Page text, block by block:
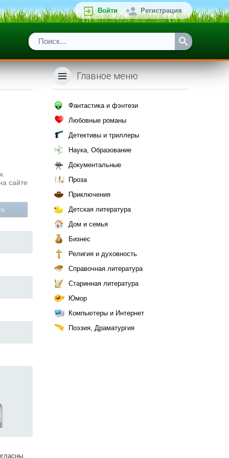
Войти Регистрация
сайте
Главное меню
Фантастика и фэнтези
Любовные романы
Детективы и триллеры
Наука, Образование
Документальные
Проза
Приключения
Детская литература
Дом и семья
Бизнес
Религия и духовность
Справочная литература
Старинная литература
Юмор
Компьютеры и Интернет
Поэзия, Драматургия